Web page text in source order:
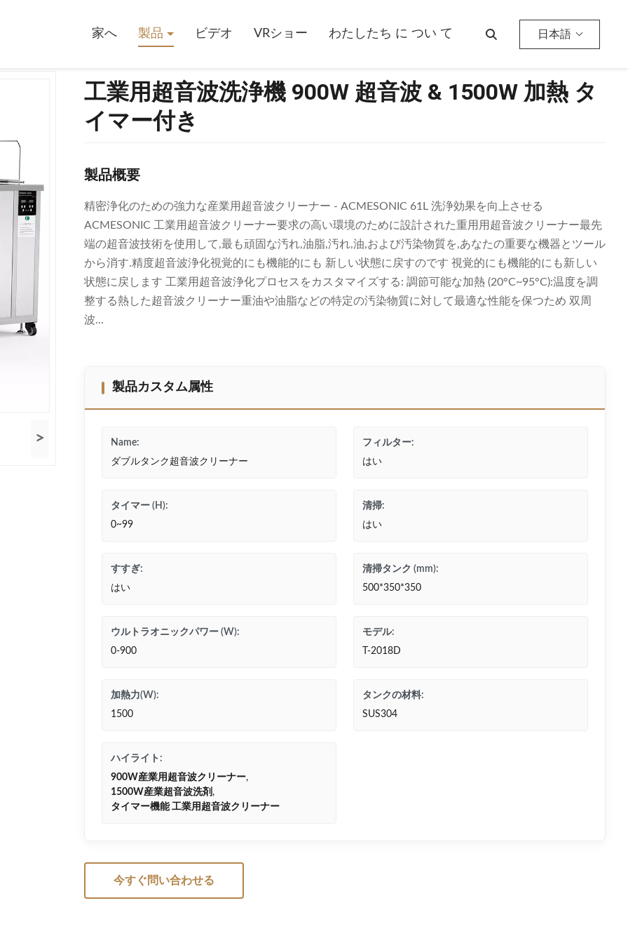
家へ 製品 ビデオ VRショー わたしたち に つい て 日本語
>
工業用超音波洗浄機 900W 超音波 & 1500W 加熱 タ
イマー付き
製品概要
精密浄化のための強力な産業用超音波クリーナー - ACMESONIC 61L 洗浄効果を向上させる
ACMESONIC 工業用超音波クリーナー要求の高い環境のために設計された重用用超音波クリーナー最先
端の超音波技術を使用して,最も頑固な汚れ,油脂,汚れ,油,および汚染物質を,あなたの重要な機器とツール
から消す.精度超音波浄化視覚的にも機能的にも 新しい状態に戻すのです 視覚的にも機能的にも新しい
状態に戻します 工業用超音波浄化プロセスをカスタマイズする: 調節可能な加熱 (20°C~95°C):温度を調
整する熱した超音波クリーナー重油や油脂などの特定の汚染物質に対して最適な性能を保つため 双周
波...
製品カスタム属性
Name:
ダブルタンク超音波クリーナー
フィルター:
はい
タイマー (H):
0~99
清掃:
はい
すすぎ:
はい
清掃タンク (mm):
500*350*350
ウルトラオニックパワー (W):
0-900
モデル:
T-2018D
加熱力(W):
1500
タンクの材料:
SUS304
ハイライト:
900W産業用超音波クリーナー,
1500W産業超音波洗剤,
タイマー機能 工業用超音波クリーナー
今すぐ問い合わせる